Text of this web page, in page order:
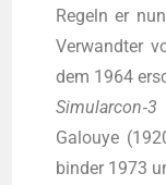
Regeln er
Ver­wand­ter
dem 1964
Simularcon‑3
Galouye
bin­der 1973